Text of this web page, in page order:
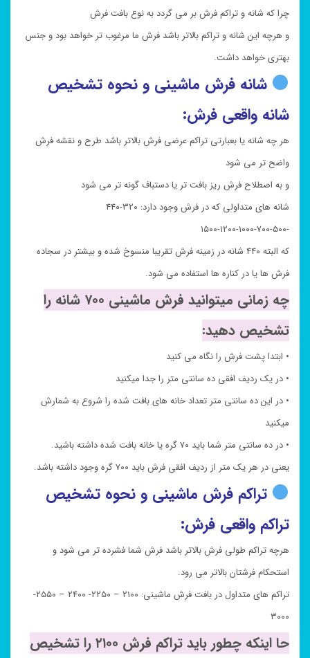
چرا که شانه و تراکم فرش بر می گردد به نوع بافت فرش
و هرچه این شانه و تراکم بالاتر باشد فرش ما مرغوب تر خواهد بود و جنس
بهتری خواهد داشت.
شانه فرش ماشینی و نحوه تشخیص
شانه واقعی فرش:
هر چه شانه یا بعبارتی تراکم عرضی فرش بالاتر باشد طرح و نقشه فرش
واضح تر می شود
و به اصطلاح فرش ریز بافت تر یا دستباف گونه تر می شود
شانه های متداولی که در فرش وجود دارد: ۳۲۰-۴۴۰
-۵۰۰-۷۰۰-۱۰۰۰-۱۲۰۰-۱۵۰۰
که البته ۴۴۰ شانه در زمینه فرش تقریبا منسوخ شده و بیشتر در سجاده
فرش ها یا در کناره ها استفاده می شود.
چه زمانی میتوانید فرش ماشینی ۷۰۰ شانه را
تشخیص دهید:
• ابتدا پشت فرش را نگاه می کنید
• در یک ردیف افقی ده سانتی متر را جدا میکنید
• در این ده سانتی متر تعداد خانه های بافت شده را شروع به شمارش
میکنید
• در ده سانتی متر شما باید ۷۰ گره یا خانه بافت شده داشته باشید.
یعنی در هر یک متر از ردیف افقی فرش باید ۷۰۰ گره وجود داشته باشد.
تراکم فرش ماشینی و نحوه تشخیص
تراکم واقعی فرش:
هرچه تراکم طولی فرش بالاتر باشد فرش شما فشرده تر می شود و
استحکام فرشتان بالاتر می رود.
تراکم های متداول در بافت فرش ماشینی: ۲۱۰۰ – ۲۲۵۰- ۲۴۰۰ – ۲۵۵۰-
۳۰۰۰
حا اینکه چطور باید تراکم فرش ۲۱۰۰ را تشخیص